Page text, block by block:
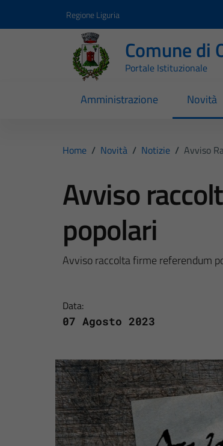
Regione Liguria
Comune di
Portale Istituzionale
Amministrazione Novità
Home / Novità / Notizie / Avviso
Avviso
popolari
Avviso raccolta firme referendum
Data:
07 Agosto 2023